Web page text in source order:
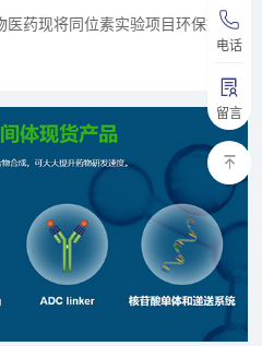
电话
留言
医药现将同位素实验项目环保措